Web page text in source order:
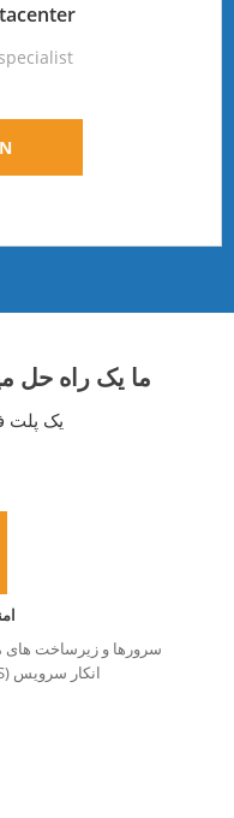
ما یک راه حل
یک پلت
سرورها و زیرساخت های
انکار سرویس (DDoS) محافظت می شوند.